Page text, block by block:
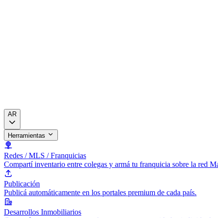
AR
Herramientas
Redes / MLS / Franquicias
Compartí inventario entre colegas y armá tu franquicia sobre la red
Publicación
Publicá automáticamente en los portales premium de cada país.
Desarrollos Inmobiliarios